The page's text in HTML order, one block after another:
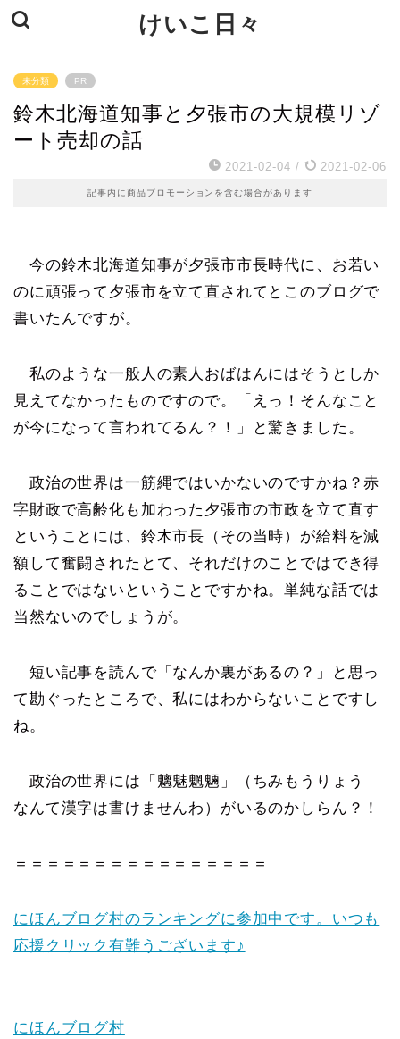
けいこ日々
未分類 PR
鈴木北海道知事と夕張市の大規模リゾ
ート売却の話
2021-02-04 / 2021-02-06
記事内に商品プロモーションを含む場合があります
今の鈴木北海道知事が夕張市市長時代に、お若い
のに頑張って夕張市を立て直されてとこのブログで
書いたんですが。
私のような一般人の素人おばはんにはそうとしか
見えてなかったものですので。「えっ！そんなこと
が今になって言われてるん？！」と驚きました。
政治の世界は一筋縄ではいかないのですかね？赤
字財政で高齢化も加わった夕張市の市政を立て直す
ということには、鈴木市長（その当時）が給料を減
額して奮闘されたとて、それだけのことではでき得
ることではないということですかね。単純な話では
当然ないのでしょうが。
短い記事を読んで「なんか裏があるの？」と思っ
て勘ぐったところで、私にはわからないことですし
ね。
政治の世界には「魑魅魍魎」（ちみもうりょう
なんて漢字は書けませんわ）がいるのかしらん？！
＝＝＝＝＝＝＝＝＝＝＝＝＝＝＝＝
にほんブログ村のランキングに参加中です。いつも
応援クリック有難うございます♪
にほんブログ村